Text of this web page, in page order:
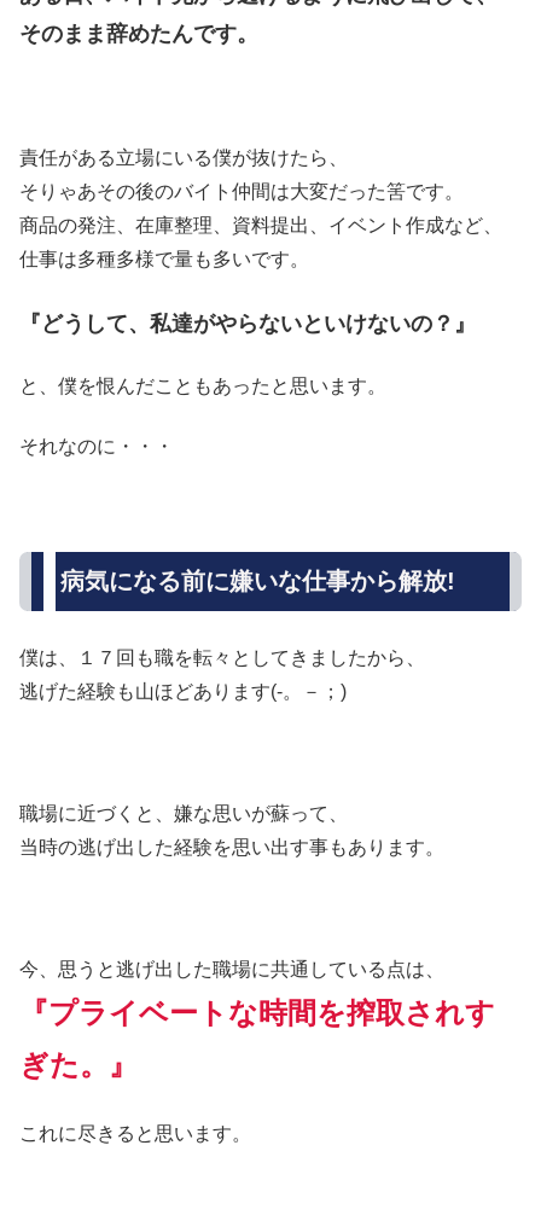
そのまま辞めたんです。
責任がある立場にいる僕が抜けたら、
そりゃあその後のバイト仲間は大変だった筈です。
商品の発注、在庫整理、資料提出、イベント作成など、
仕事は多種多様で量も多いです。
『どうして、私達がやらないといけないの？』
と、僕を恨んだこともあったと思います。
それなのに・・・
病気になる前に嫌いな仕事から解放!
僕は、１７回も職を転々としてきましたから、
逃げた経験も山ほどあります(-。－；)
職場に近づくと、嫌な思いが蘇って、
当時の逃げ出した経験を思い出す事もあります。
今、思うと逃げ出した職場に共通している点は、
『プライベートな時間を搾取されす
ぎた。』
これに尽きると思います。